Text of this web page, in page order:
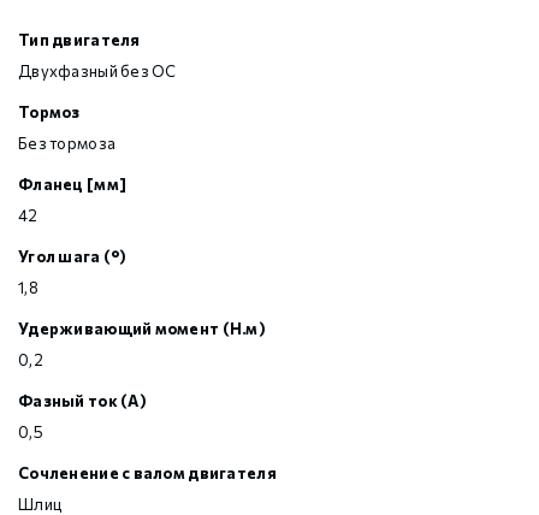
Тип двигателя
Двухфазный без ОС
Тормоз
Без тормоза
Фланец [мм]
42
Угол шага (°)
1,8
Удерживающий момент (Н.м)
0,2
Фазный ток (А)
0,5
Сочленение с валом двигателя
Шлиц